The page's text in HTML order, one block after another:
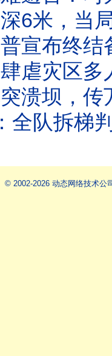
自媒体灾区曝惊人真相，官
，伊朗封锁海峡退出核武谈判；
超市官方无视；习“管家”双开
，数村庄瞬间没顶；又是
，他却爬著回来｜商
© 2002-2026 动态网络技术公